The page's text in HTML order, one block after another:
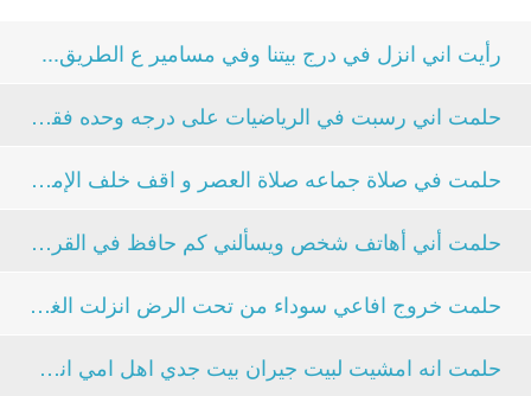
رأيت اني انزل في درج بيتنا وفي مسامير ع الطريق...
حلمت اني رسبت في الرياضيات على درجه وحده فقط وباقي...
حلمت في صلاة جماعه صلاة العصر و اقف خلف الإمام...
حلمت أني أهاتف شخص ويسألني كم حافظ في القران...
حلمت خروج افاعي سوداء من تحت الرض انزلت الغيرم...
حلمت انه امشيت لبيت جيران بيت جدي اهل امي اني مشيت...